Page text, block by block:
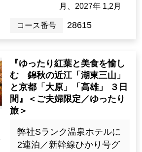
月、2027年 1,2月
コース番号 28615
『ゆったり紅葉と美食を愉し
む 錦秋の近江「湖東三山」
と京都「大原」「高雄」 ３日
間』＜ご夫婦限定／ゆったり
旅＞
弊社Sランク温泉ホテルに
2連泊／新幹線ひかり号グ